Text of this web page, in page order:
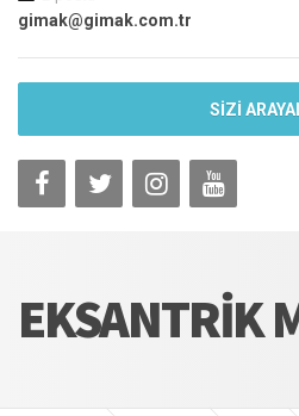
gimak@gimak.com.tr
SİZİ
EKSANTRIK